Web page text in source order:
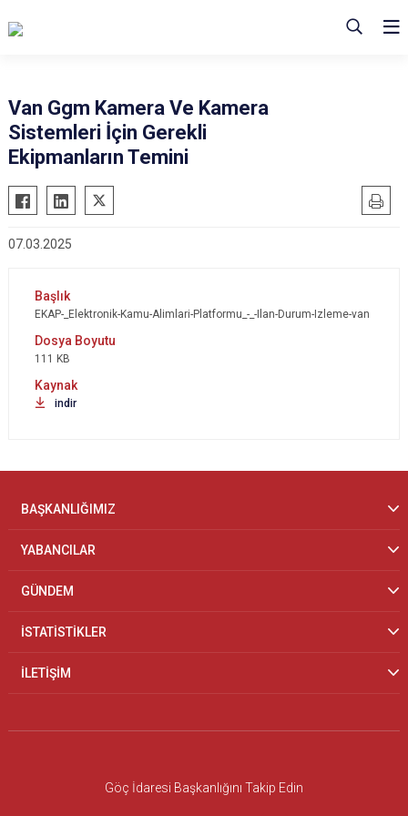
Van Ggm Kamera Ve Kamera
Sistemleri İçin Gerekli
Ekipmanların Temini
07.03.2025
EKAP-_Elektronik-Kamu-Alimlari-Platformu_-_-Ilan-Durum-Izleme-van
111 KB
indir
BAŞKANLIĞIMIZ
YABANCILAR
GÜNDEM
İSTATİSTİKLER
İLETİŞİM
Göç İdaresi Başkanlığını Takip Edin